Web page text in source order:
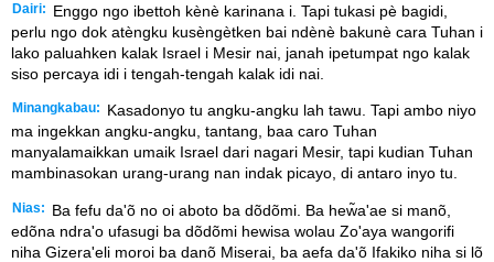
Dairi:
Enggo ngo ibettoh kènè karinana i. Tapi tukasi pè bagidi,
perlu ngo dok atèngku kusèngètken bai ndènè bakunè cara Tuhan i
lako paluahken kalak Israel i Mesir nai, janah ipetumpat ngo kalak
siso percaya idi i tengah-tengah kalak idi nai.
Minangkabau:
Kasadonyo tu angku-angku lah tawu. Tapi ambo niyo
ma ingekkan angku-angku, tantang, baa caro Tuhan
manyalamaikkan umaik Israel dari nagari Mesir, tapi kudian Tuhan
mambinasokan urang-urang nan indak picayo, di antaro inyo tu.
Nias:
Ba fefu da'õ no oi aboto ba dõdõmi. Ba hew̃a'ae si manõ,
edõna ndra'o ufasugi ba dõdõmi hewisa wolau Zo'aya wangorifi
niha Gizera'eli moroi ba danõ Miserai, ba aefa da'õ Ifakiko niha si lõ